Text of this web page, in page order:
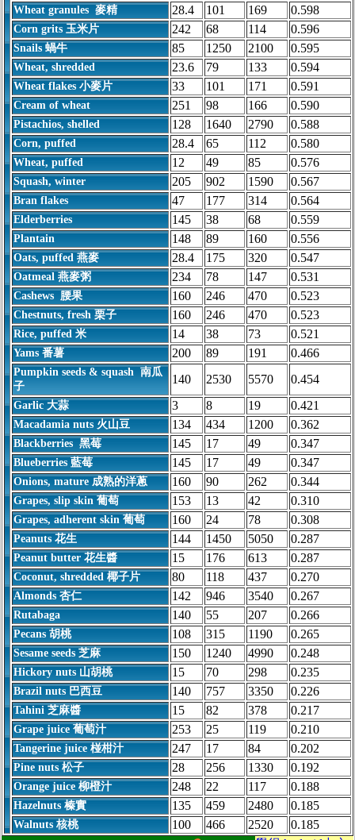
Wheat granules 麥精 28.4 101 169 0.598
Corn grits 玉米片 242 68 114 0.596
Snails 蝸牛 85 1250 2100 0.595
Wheat, shredded 23.6 79 133 0.594
Wheat flakes 小麥片 33 101 171 0.591
Cream of wheat 251 98 166 0.590
Pistachios, shelled 128 1640 2790 0.588
Corn, puffed 28.4 65 112 0.580
Wheat, puffed 12 49 85 0.576
Squash, winter 205 902 1590 0.567
Bran flakes 47 177 314 0.564
Elderberries 145 38 68 0.559
Plantain 148 89 160 0.556
Oats, puffed 燕麥 28.4 175 320 0.547
Oatmeal 燕麥粥 234 78 147 0.531
Cashews 腰果 160 246 470 0.523
Chestnuts, fresh 栗子 160 246 470 0.523
Rice, puffed 米 14 38 73 0.521
Yams 番薯 200 89 191 0.466
Pumpkin seeds & squash 南瓜
子
140 2530 5570 0.454
Garlic 大蒜 3 8 19 0.421
Macadamia nuts 火山豆 134 434 1200 0.362
Blackberries 黑莓 145 17 49 0.347
Blueberries 藍莓 145 17 49 0.347
Onions, mature 成熟的洋蔥 160 90 262 0.344
Grapes, slip skin 葡萄 153 13 42 0.310
Grapes, adherent skin 葡萄 160 24 78 0.308
Peanuts 花生 144 1450 5050 0.287
Peanut butter 花生醬 15 176 613 0.287
Coconut, shredded 椰子片 80 118 437 0.270
Almonds 杏仁 142 946 3540 0.267
Rutabaga 140 55 207 0.266
Pecans 胡桃 108 315 1190 0.265
Sesame seeds 芝麻 150 1240 4990 0.248
Hickory nuts 山胡桃 15 70 298 0.235
Brazil nuts 巴西豆 140 757 3350 0.226
Tahini 芝麻醬 15 82 378 0.217
Grape juice 葡萄汁 253 25 119 0.210
Tangerine juice 椪柑汁 247 17 84 0.202
Pine nuts 松子 28 256 1330 0.192
Orange juice 柳橙汁 248 22 117 0.188
Hazelnuts 榛實 135 459 2480 0.185
Walnuts 核桃 100 466 2520
0.185